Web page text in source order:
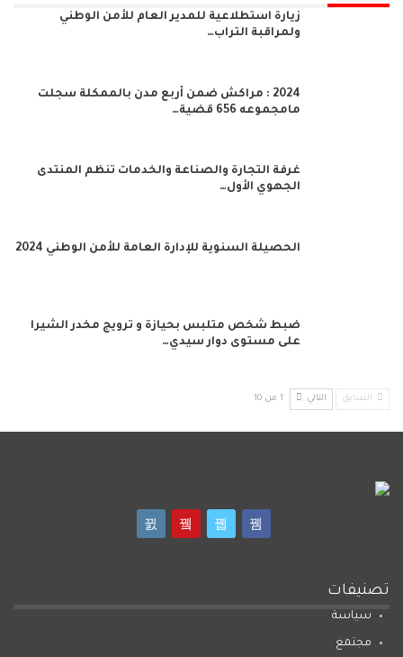
زيارة استطلاعية للمدير العام للأمن الوطني
ولمراقبة التراب…
2024 : مراكش ضمن أربع مدن بالممكلة سجلت
مامجموعه 656 قضية…
غرفة التجارة والصناعة والخدمات تنظم المنتدى
الجهوي الأول…
الحصيلة السنوية للإدارة العامة للأمن الوطني 2024
ضبط شخص متلبس بحيازة و ترويج مخدر الشيرا
على مستوى دوار سيدي…
السابق التالي 1 من 10
تصنيفات
سياسة
مجتمع